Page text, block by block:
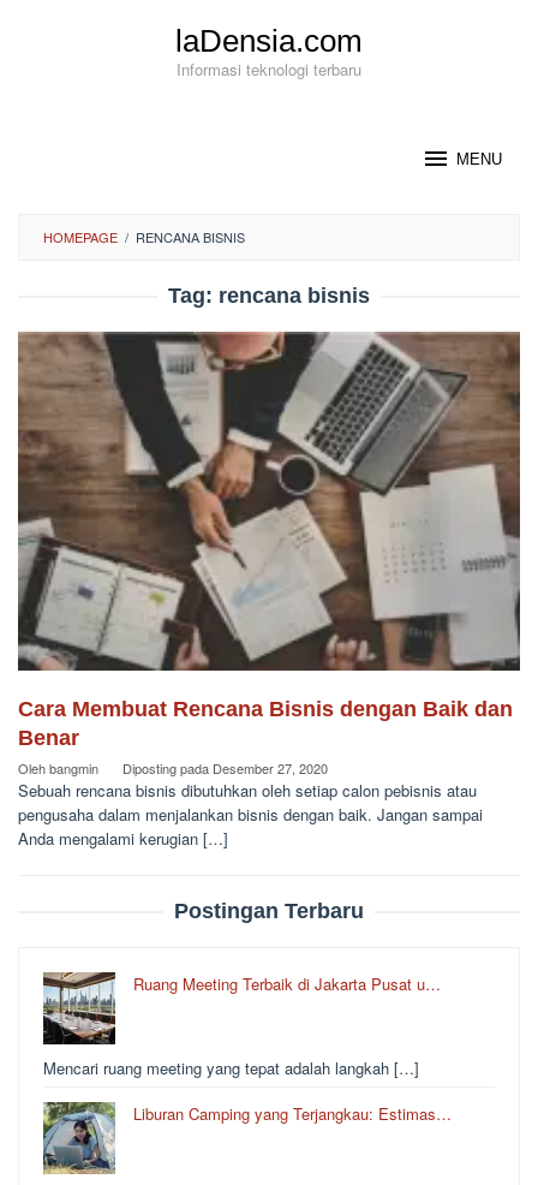
laDensia.com
Informasi teknologi terbaru
MENU
HOMEPAGE / RENCANA BISNIS
Tag: rencana bisnis
Cara Membuat Rencana Bisnis dengan Baik dan
Benar
Olehbangmin Diposting pada Desember 27, 2020
Sebuah rencana bisnis dibutuhkan oleh setiap calon pebisnis atau
pengusaha dalam menjalankan bisnis dengan baik. Jangan sampai
Anda mengalami kerugian […]
Postingan Terbaru
Ruang Meeting Terbaik di Jakarta Pusat u…
Mencari ruang meeting yang tepat adalah langkah […]
Liburan Camping yang Terjangkau: Estimas…